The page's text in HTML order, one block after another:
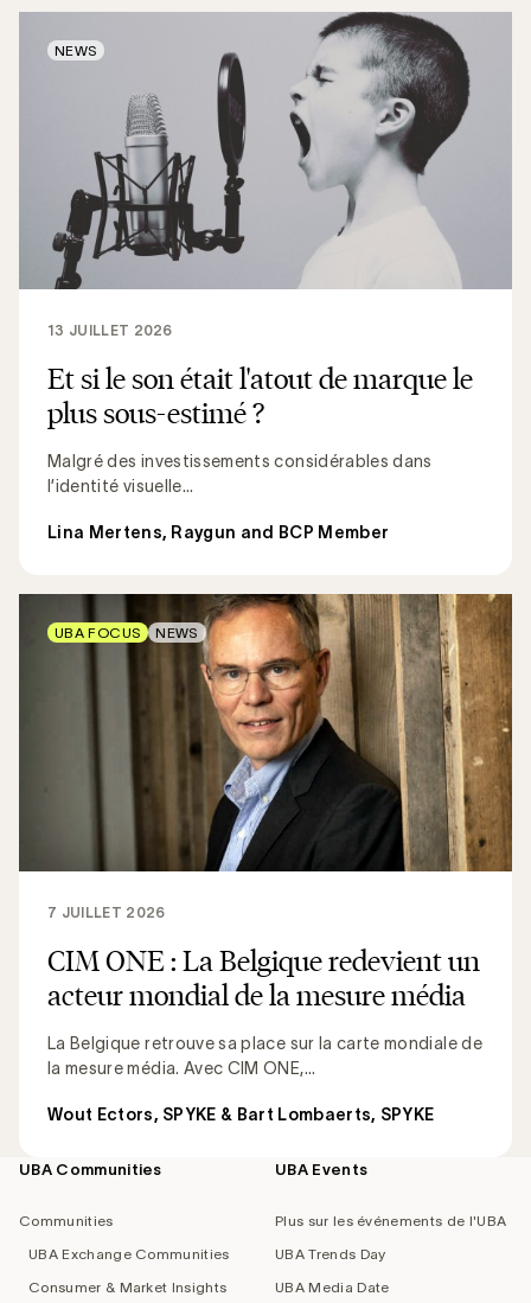
Et si le son était l'atout de marque le
plus sous-estimé ?
Malgré des investissements considérables dans
l’identité visuelle...
13 JUILLET 2026
Lina Mertens, Raygun and BCP Member
NEWS
CIM ONE : La Belgique redevient un
acteur mondial de la mesure média
La Belgique retrouve sa place sur la carte mondiale de
la mesure média. Avec CIM ONE,...
7 JUILLET 2026
Wout Ectors, SPYKE & Bart Lombaerts, SPYKE
UBA FOCUS NEWS
Footer
UBA Communities
Communities
UBA Exchange Communities
Consumer & Market Insights
UBA Events
Plus sur les événements de l'UBA
UBA Trends Day
UBA Media Date